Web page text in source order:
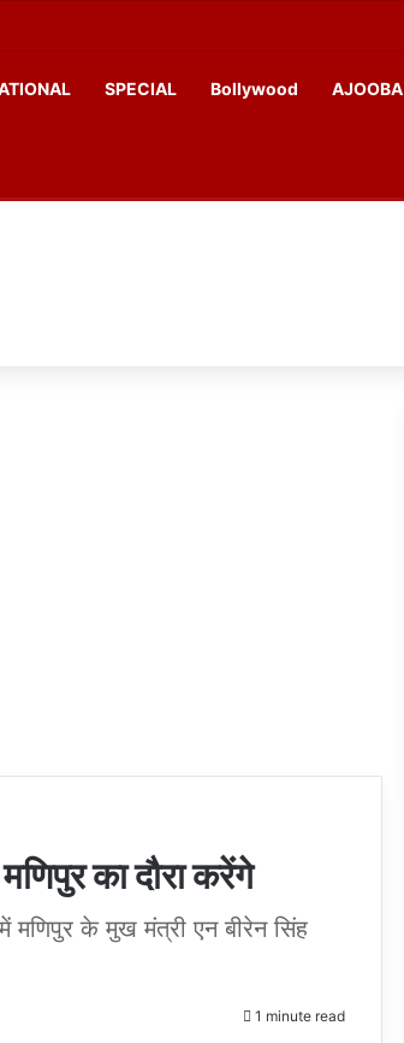
SPECIAL Bollywood AJOOBA
का दौरा करेंगे
मणिपुर के मुख मंत्री एन बीरेन सिंह
1 minute read